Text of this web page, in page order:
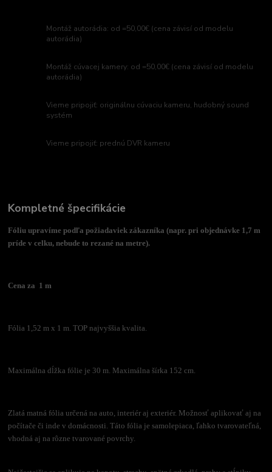
Montáž autorádia: od =50,00€ (cena závisí od modelu
autorádia)
Montáž cúvacej kamery: od =50,00€ (cena závisí od modelu
autorádia)
Vieme pripojiť: originálnu cúvaciu kameru, hudobný sound
systém
Vieme pripojiť: prednú DVR kameru
Kompletné špecifikácie
Fóliu upravíme podľa požiadaviek zákazníka (napr. pri objednávke 1,7 m
príde v celku, nebude to rezané na metre).
Cena za 1 m
Fólia 1,52 m x 1 m. TOP najvyššia kvalita.
Maximálna dĺžka fólie je 30 m. Maximálna šírka 152 cm.
Zlatá matná fólia určená na auto, interiér aj exteriér. Možnosť aplikovať aj na
počítače či inde v domácnosti. Táto fólia je samolepiaca, ľahko tvarovateľná,
vhodná aj na rôzne tvarované povrchy.